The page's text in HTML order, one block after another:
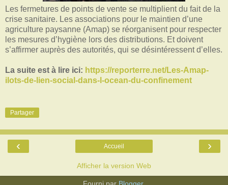
Les fermetures de points de vente se multiplient du fait de la
crise sanitaire. Les associations pour le maintien d’une
agriculture paysanne (Amap) se réorganisent pour respecter
les mesures d’hygiène lors des distributions. Et doivent
s’affirmer auprès des autorités, qui se désintéressent d’elles.
La suite est à lire ici: https://reporterre.net/Les-Amap-
ilots-de-lien-social-dans-l-ocean-du-confinement
Partager
‹ ›
Accueil
Afficher la version Web
Fourni par Blogger.